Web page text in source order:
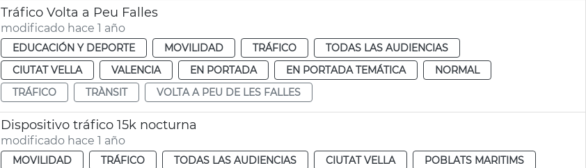
Tráfico Volta a Peu Falles
modificado hace 1 año
EDUCACIÓN Y DEPORTE MOVILIDAD TRÁFICO
TODAS LAS AUDIENCIAS
CIUTAT VELLA
VALENCIA EN PORTADA EN PORTADA TEMÁTICA
NORMAL
TRÁFICO
TRÀNSIT VOLTA A PEU DE LES FALLES
Dispositivo tráfico 15k nocturna
modificado hace 1 año
MOVILIDAD TRÁFICO TODAS LAS AUDIENCIAS CIUTAT VELLA POBLATS MARITIMS